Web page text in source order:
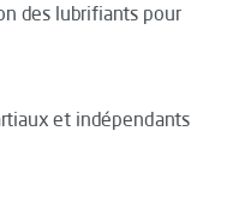
des lubrifiants pour
et indépendants